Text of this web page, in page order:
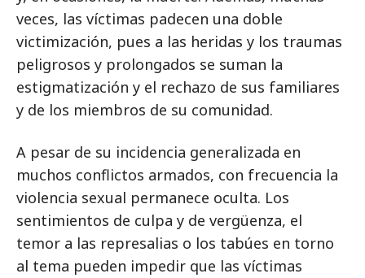
veces, las víctimas padecen una doble
victimización, pues a las heridas y los traumas
peligrosos y prolongados se suman la
estigmatización y el rechazo de sus familiares
y de los miembros de su comunidad.
A pesar de su incidencia generalizada en
muchos conflictos armados, con frecuencia la
violencia sexual permanece oculta. Los
sentimientos de culpa y de vergüenza, el
temor a las represalias o los tabúes en torno
al tema pueden impedir que las víctimas